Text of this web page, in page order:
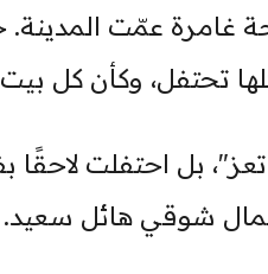
غامرة عمّت المدينة.
تحتفل، وكأن كل بيت
بل احتفلت لاحقًا
شوقي هائل سعيد.